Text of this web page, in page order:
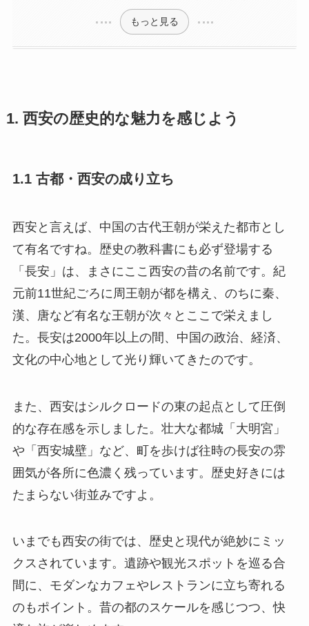
もっと見る
1. 西安の歴史的な魅力を感じよう
1.1 古都・西安の成り立ち
西安と言えば、中国の古代王朝が栄えた都市とし
て有名ですね。歴史の教科書にも必ず登場する
「長安」は、まさにここ西安の昔の名前です。紀
元前11世紀ごろに周王朝が都を構え、のちに秦、
漢、唐など有名な王朝が次々とここで栄えまし
た。長安は2000年以上の間、中国の政治、経済、
文化の中心地として光り輝いてきたのです。
また、西安はシルクロードの東の起点として圧倒
的な存在感を示しました。壮大な都城「大明宮」
や「西安城壁」など、町を歩けば往時の長安の雰
囲気が各所に色濃く残っています。歴史好きには
たまらない街並みですよ。
いまでも西安の街では、歴史と現代が絶妙にミッ
クスされています。遺跡や観光スポットを巡る合
間に、モダンなカフェやレストランに立ち寄れる
のもポイント。昔の都のスケールを感じつつ、快